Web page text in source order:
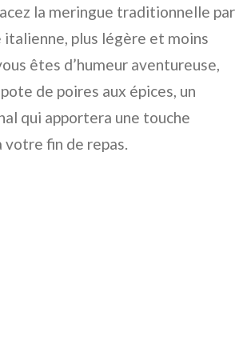
la meringue traditionnelle par
italienne, plus légère et moins
êtes d’humeur aventureuse,
de poires aux épices, un
qui apportera une touche
votre fin de repas.